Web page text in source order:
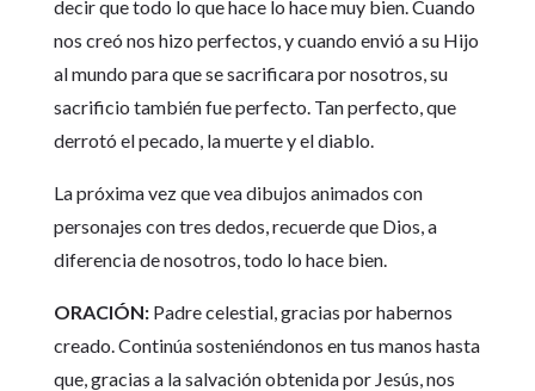
decir que todo lo que hace lo hace muy bien. Cuando
nos creó nos hizo perfectos, y cuando envió a su Hijo
al mundo para que se sacrificara por nosotros, su
sacrificio también fue perfecto. Tan perfecto, que
derrotó el pecado, la muerte y el diablo.
La próxima vez que vea dibujos animados con
personajes con tres dedos, recuerde que Dios, a
diferencia de nosotros, todo lo hace bien.
ORACIÓN:Padre celestial, gracias por habernos
creado. Continúa sosteniéndonos en tus manos hasta
que, gracias a la salvación obtenida por Jesús, nos